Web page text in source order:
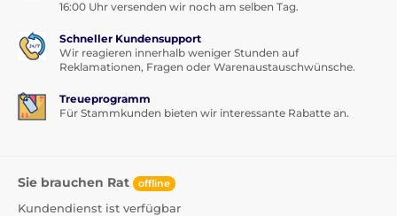
16:00 Uhr versenden wir noch am selben Tag.
Schneller Kundensupport
Wir reagieren innerhalb weniger Stunden auf
Reklamationen, Fragen oder Warenaustauschwünsche.
Treueprogramm
Für Stammkunden bieten wir interessante Rabatte an.
Sie brauchen Rat offline
Kundendienst ist verfügbar